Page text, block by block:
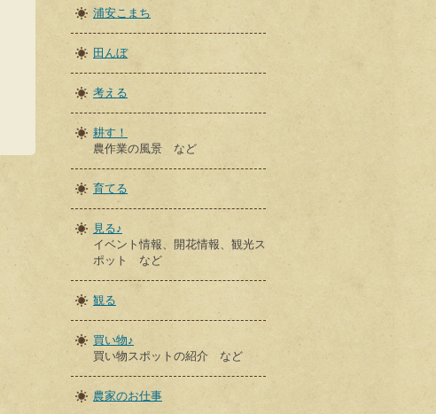
浦安こまち
田んぼ
考える
耕す！
農作業の風景 など
育てる
見る♪
イベント情報、開花情報、観光ス
ポット など
観る
買い物♪
買い物スポットの紹介 など
農家のお仕事